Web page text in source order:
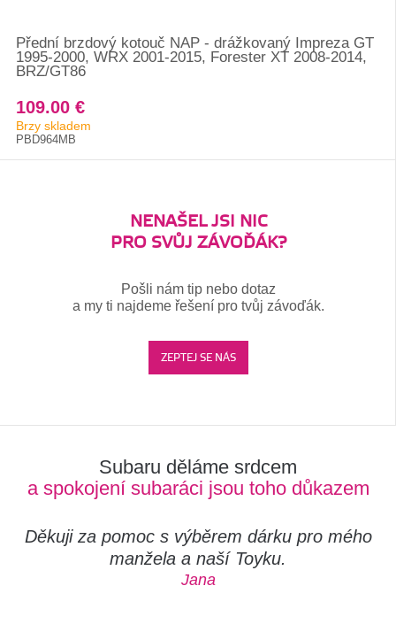
Přední brzdový kotouč NAP - drážkovaný Impreza GT
1995-2000, WRX 2001-2015, Forester XT 2008-2014,
BRZ/GT86
109.00 €
Brzy skladem
PBD964MB
NENAŠEL JSI NIC
PRO SVŮJ ZÁVOĎÁK?
Pošli nám tip nebo dotaz
a my ti najdeme řešení pro tvůj závoďák.
ZEPTEJ SE NÁS
Subaru děláme srdcem
a spokojení subaráci jsou toho důkazem
Děkuji za pomoc s výběrem dárku pro mého
manžela a naší Toyku.
Jana